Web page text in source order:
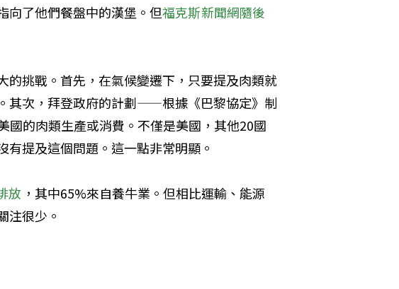
向了他們餐盤中的漢堡。但福克斯新聞網隨後
的挑戰。首先，在氣候變遷下，只要提及肉類就
其次，拜登政府的計劃——根據《巴黎協定》制
的肉類生產或消費。不僅是美國，其他20國
提及這個問題。這一點非常明顯。
放 ，其中65%來自養牛業。但相比運輸、能源
注很少。